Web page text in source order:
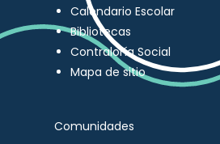
Calendario Escolar
Bibliotecas
Contraloría Social
Mapa de sitio
Comunidades